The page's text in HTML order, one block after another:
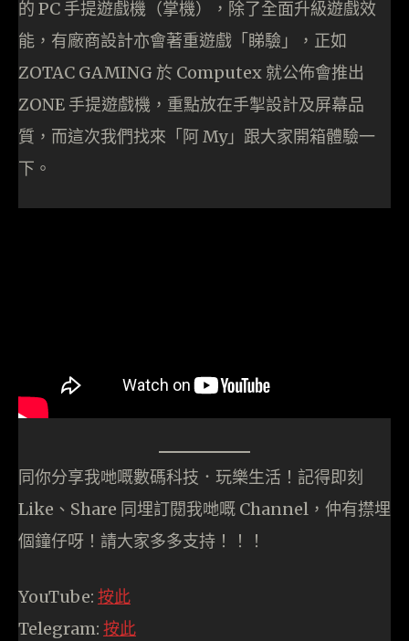
的 PC 手提遊戲機（掌機），除了全面升級遊戲效
能，有廠商設計亦會著重遊戲「睇驗」，正如
ZOTAC GAMING 於 Computex 就公佈會推出
ZONE 手提遊戲機，重點放在手掣設計及屏幕品
質，而這次我們找來「阿 My」跟大家開箱體驗一
下。
同你分享我哋嘅數碼科技．玩樂生活！記得即刻
Like、Share 同埋訂閱我哋嘅 Channel，仲有㩒埋
個鐘仔呀！請大家多多支持！！！
YouTube: 按此
Telegram: 按此